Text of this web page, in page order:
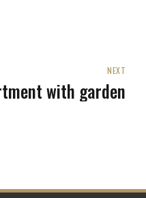
NEXT
with garden